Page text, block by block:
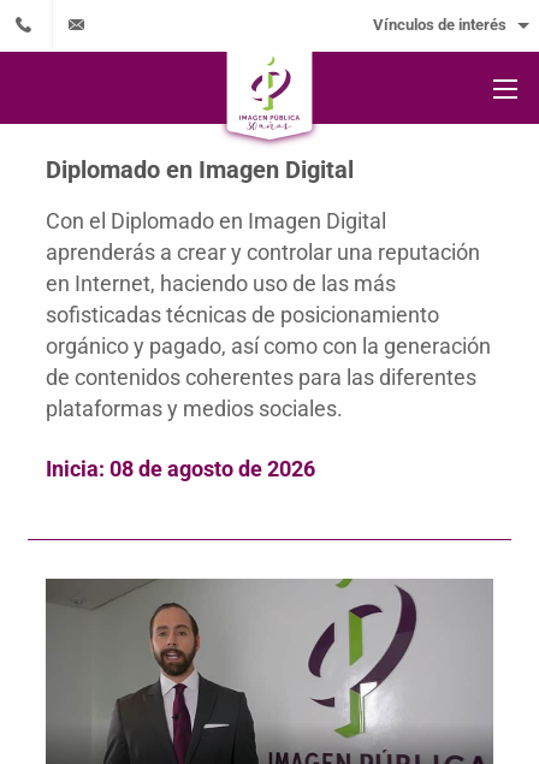
Vínculos de interés
Diplomado en Imagen Digital
Con el Diplomado en Imagen Digital
aprenderás a crear y controlar una reputación
en Internet, haciendo uso de las más
sofisticadas técnicas de posicionamiento
orgánico y pagado, así como con la generación
de contenidos coherentes para las diferentes
plataformas y medios sociales.
Inicia: 08 de agosto de 2026